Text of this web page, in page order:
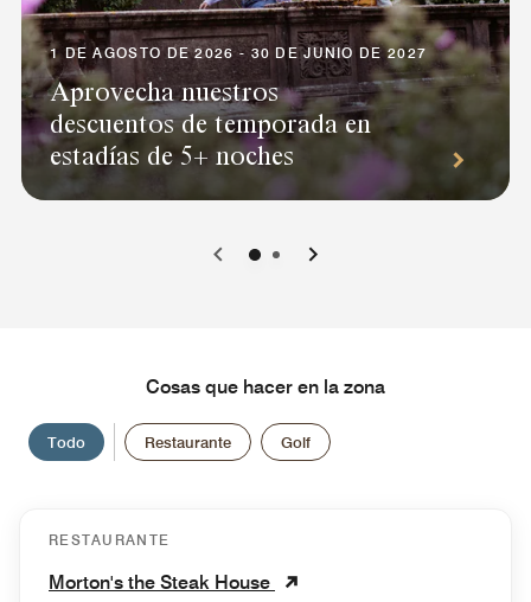
1 DE AGOSTO DE 2026 - 30 DE JUNIO DE 2027
Aprovecha nuestros
descuentos de temporada en
estadías de 5+ noches
0 1
Cosas que hacer en la zona
Todo Restaurante Golf
RESTAURANTE
Morton's the Steak House